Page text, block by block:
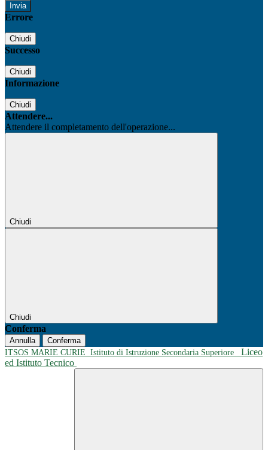
Errore
Chiudi
Successo
Chiudi
Informazione
Chiudi
Attendere...
Attendere il completamento dell'operazione...
Chiudi
Chiudi
Conferma
Annulla
Conferma
ITSOS MARIE CURIE Istituto di Istruzione Secondaria Superiore
Liceo
ed Istituto Tecnico